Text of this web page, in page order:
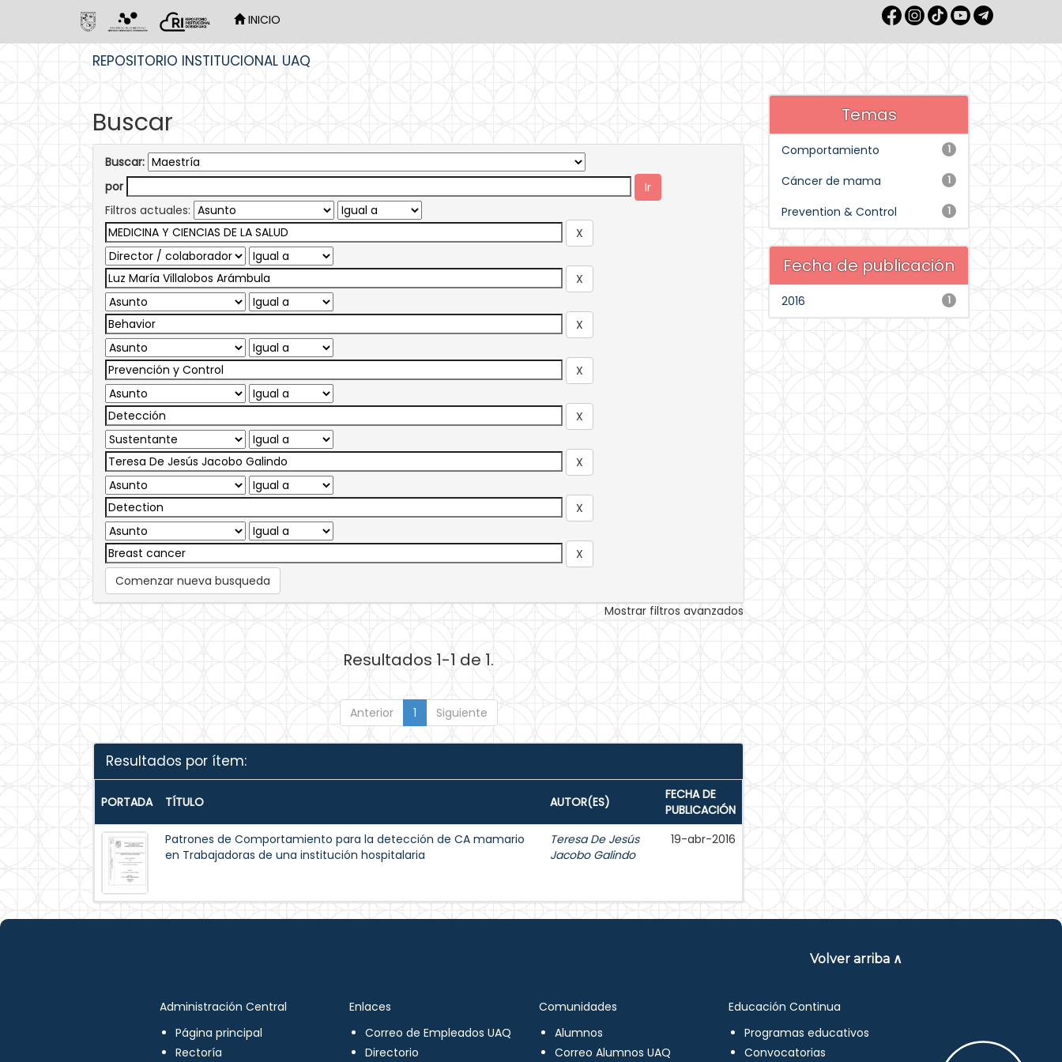
INICIO
REPOSITORIO INSTITUCIONAL UAQ
Buscar
Buscar:
por
Filtros actuales:
Comenzar nueva busqueda
Mostrar filtros avanzados
Resultados 1-1 de 1.
Anterior 1 Siguiente
Resultados por ítem:
PORTADA TÍTULO AUTOR(ES)
FECHA DE
PUBLICACIÓN
Patrones de Comportamiento para la detección de CA mamario
en Trabajadoras de una institución hospitalaria
Teresa De Jesús
Jacobo Galindo
19-abr-2016
Temas
1
Comportamiento
1
Cáncer de mama
1
Prevention & Control
Fecha de publicación
1
2016
Volver arriba ∧
Administración Central
Página principal
Rectoría
Enlaces
Correo de Empleados UAQ
Directorio
Comunidades
Alumnos
Correo Alumnos UAQ
Educación Continua
Programas educativos
Convocatorias